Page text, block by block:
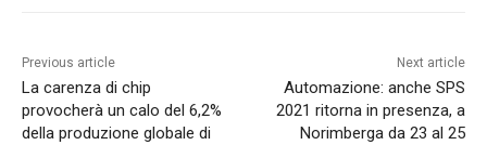
Previous article
La carenza di chip
provocherà un calo del 6,2%
della produzione globale di
Next article
Automazione: anche SPS
2021 ritorna in presenza, a
Norimberga da 23 al 25